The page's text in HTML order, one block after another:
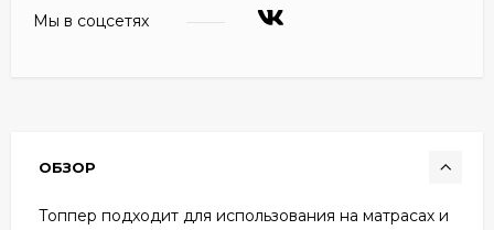
Мы в соцсетях
ОБЗОР
Топпер подходит для использования на матрасах и